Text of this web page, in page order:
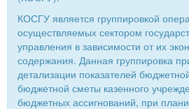
КОСГУ является группировкой
осуществляемых сектором
управления в зависимости от их
содержания. Данная группировка
детализации показателей
бюджетной сметы казенного
бюджетных ассигнований, при